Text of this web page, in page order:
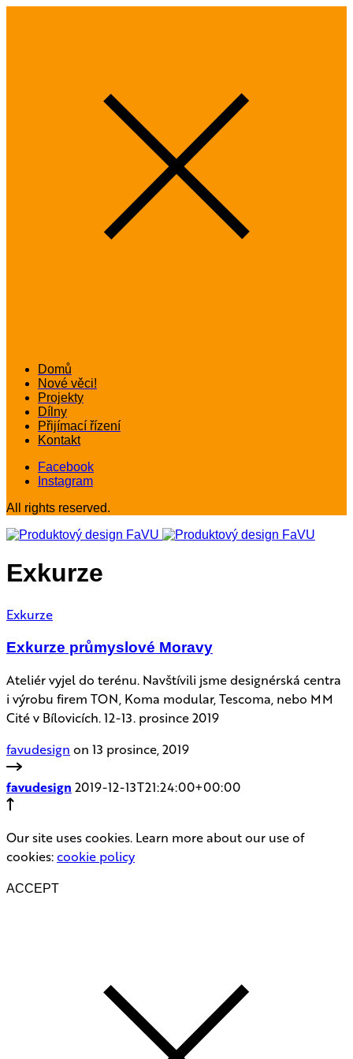
Domů
Nové věci!
Projekty
Dílny
Přijímací řízení
Kontakt
Facebook
Instagram
All rights reserved.
Exkurze
Exkurze
Exkurze průmyslové Moravy
Ateliér vyjel do terénu. Navštívili jsme designérská centra
i výrobu firem TON, Koma modular, Tescoma, nebo MM
Cité v Bílovicích. 12-13. prosince 2019
favudesign on 13 prosince, 2019
favudesign 2019-12-13T21:24:00+00:00
Our site uses cookies. Learn more about our use of
cookies:cookie policy
ACCEPT